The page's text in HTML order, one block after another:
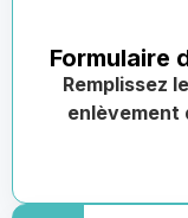
Formulaire
Remplissez
enlèvement